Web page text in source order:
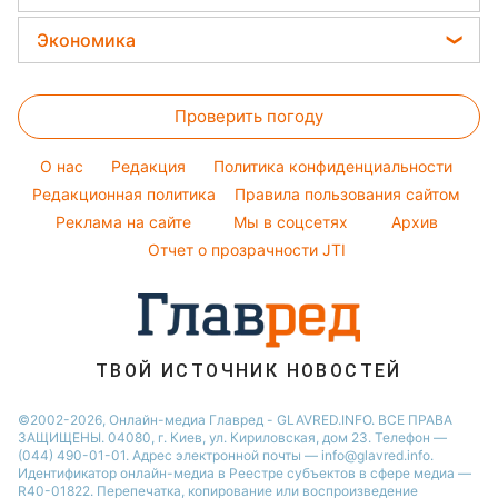
Елена Зеленская
Ани Лорак
Кейт Миддлтон
Новости Одессы
Новости Запорожья
Новости Львова
Новости Днепра
Модные ошибки
Новости моды
Легкие десерты
Праздничное меню
Уборка
Авто
Стирка
Комнатные растения
Прогноз погоды
Магнитные бури
Погода на сегодня
Погода на завтра
Пылевая буря
Экономика
Денежная помощь
Тарифы
Курс валют
Проверить погоду
O нас Редакция
Политика конфиденциальности
Редакционная политика
Правила пользования сайтом
Реклама на сайте
Мы в соцсетях
Архив
Отчет о прозрачности JTI
ТВОЙ ИСТОЧНИК НОВОСТЕЙ
©2002-2026, Онлайн-медиа Главред - GLAVRED.INFO. ВСЕ ПРАВА
ЗАЩИЩЕНЫ. 04080, г. Киев, ул. Кириловская, дом 23. Телефон —
(044) 490-01-01. Адрес электронной почты — info@glavred.info.
Идентификатор онлайн-медиа в Реестре cубъектов в сфере медиа —
R40-01822. Перепечатка, копирование или воспроизведение